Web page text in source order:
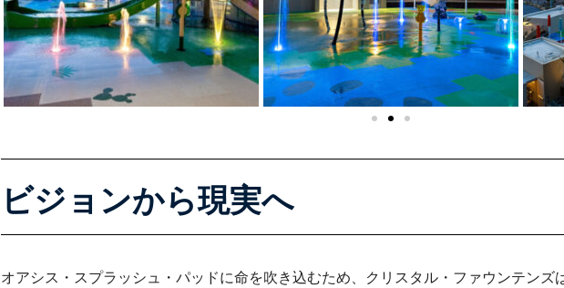
ビジョンから現実へ
オアシス・スプラッシュ・パッドに命を吹き込むため、クリスタル・ファウンテンズ